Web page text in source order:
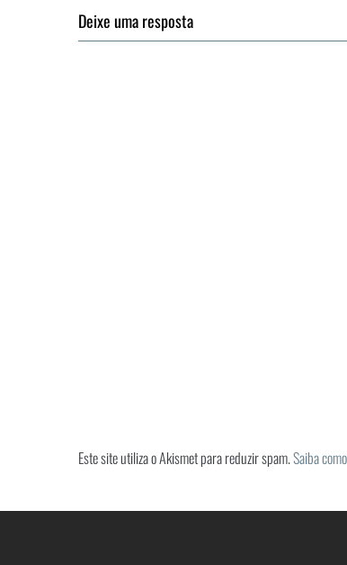
Deixe uma resposta
Este site utiliza o Akismet para reduzir spam.Saiba